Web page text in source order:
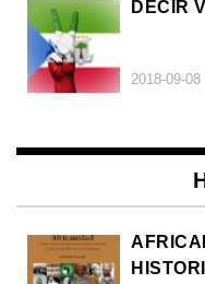
DECIR
2018-09-08